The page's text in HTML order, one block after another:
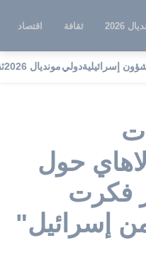
2026 ثقافة اقتصاد
إسرائيليةدوليمونديال 2026
لاهاي حول
فكرت
إسرائيل"